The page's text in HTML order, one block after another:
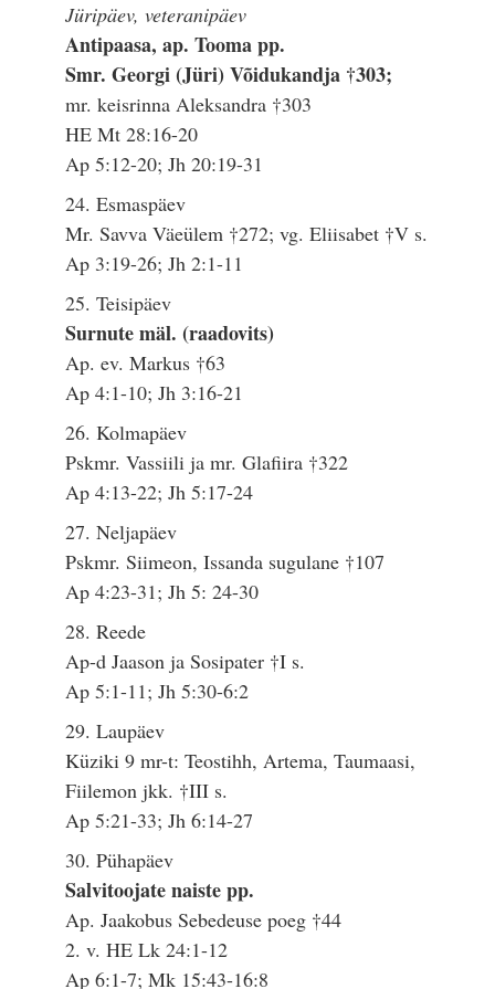
Jüripäev, veteranipäev
Antipaasa, ap. Tooma pp.
Smr. Georgi (Jüri) Võidukandja †303;
mr. keisrinna Aleksandra †303
HE Mt 28:16-20
Ap 5:12-20; Jh 20:19-31
24. Esmaspäev
Mr. Savva Väeülem †272; vg. Eliisabet †V s.
Ap 3:19-26; Jh 2:1-11
25. Teisipäev
Surnute mäl. (raadovits)
Ap. ev. Markus †63
Ap 4:1-10; Jh 3:16-21
26. Kolmapäev
Pskmr. Vassiili ja mr. Glafiira †322
Ap 4:13-22; Jh 5:17-24
27. Neljapäev
Pskmr. Siimeon, Issanda sugulane †107
Ap 4:23-31; Jh 5: 24-30
28. Reede
Ap-d Jaason ja Sosipater †I s.
Ap 5:1-11; Jh 5:30-6:2
29. Laupäev
Küziki 9 mr-t: Teostihh, Artema, Taumaasi,
Fiilemon jkk. †III s.
Ap 5:21-33; Jh 6:14-27
30. Pühapäev
Salvitoojate naiste pp.
Ap. Jaakobus Sebedeuse poeg †44
2. v. HE Lk 24:1-12
Ap 6:1-7; Mk 15:43-16:8